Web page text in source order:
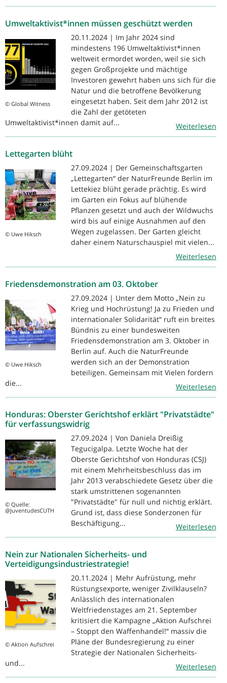
Umweltaktivist*innen müssen geschützt werden
© Global Witness
20.11.2024 | Im Jahr 2024 sind
mindestens 196 Umweltaktivist*innen
weltweit ermordet worden, weil sie sich
gegen Großprojekte und mächtige
Investoren gewehrt haben uns sich für die
Natur und die betroffene Bevölkerung
eingesetzt haben. Seit dem Jahr 2012 ist
die Zahl der getöteten
Umweltaktivist*innen damit auf...
Weiterlesen
Lettegarten blüht
© Uwe Hiksch
27.09.2024 | Der Gemeinschaftsgarten
„Lettegarten“ der NaturFreunde Berlin im
Lettekiez blüht gerade prächtig. Es wird
im Garten ein Fokus auf blühende
Pflanzen gesetzt und auch der Wildwuchs
wird bis auf einige Ausnahmen auf den
Wegen zugelassen. Der Garten gleicht
daher einem Naturschauspiel mit vielen...
Weiterlesen
Friedensdemonstration am 03. Oktober
© Uwe Hiksch
27.09.2024 | Unter dem Motto „Nein zu
Krieg und Hochrüstung! Ja zu Frieden und
internationaler Solidarität“ ruft ein breites
Bündnis zu einer bundesweiten
Friedensdemonstration am 3. Oktober in
Berlin auf. Auch die NaturFreunde
werden sich an der Demonstration
beteiligen. Gemeinsam mit Vielen fordern
die...
Weiterlesen
Honduras: Oberster Gerichtshof erklärt "Privatstädte"
für verfassungswidrig
© Quelle:
@JuventudesCUTH
27.09.2024 | Von Daniela Dreißig
Tegucigalpa. Letzte Woche hat der
Oberste Gerichtshof von Honduras (CSJ)
mit einem Mehrheitsbeschluss das im
Jahr 2013 verabschiedete Gesetz über die
stark umstrittenen sogenannten
"Privatstädte" für null und nichtig erklärt.
Grund ist, dass diese Sonderzonen für
Beschäftigung...
Weiterlesen
Nein zur Nationalen Sicherheits- und
Verteidigungsindustriestrategie!
© Aktion Aufschrei
20.11.2024 | Mehr Aufrüstung, mehr
Rüstungsexporte, weniger Zivilklauseln?
Anlässlich des internationalen
Weltfriedenstages am 21. September
kritisiert die Kampagne „Aktion Aufschrei
– Stoppt den Waffenhandel!“ massiv die
Pläne der Bundesregierung zu einer
Strategie der Nationalen Sicherheits-
und...
Weiterlesen